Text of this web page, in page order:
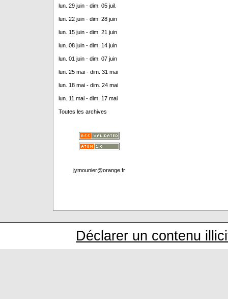
lun. 29 juin - dim. 05 juil.
lun. 22 juin - dim. 28 juin
lun. 15 juin - dim. 21 juin
lun. 08 juin - dim. 14 juin
lun. 01 juin - dim. 07 juin
lun. 25 mai - dim. 31 mai
lun. 18 mai - dim. 24 mai
lun. 11 mai - dim. 17 mai
Toutes les archives
jymounier@orange.fr
Déclarer un contenu